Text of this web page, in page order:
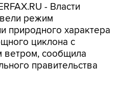
- Власти
режим
природного характера
циклона с
ветром, сообщила
правительства